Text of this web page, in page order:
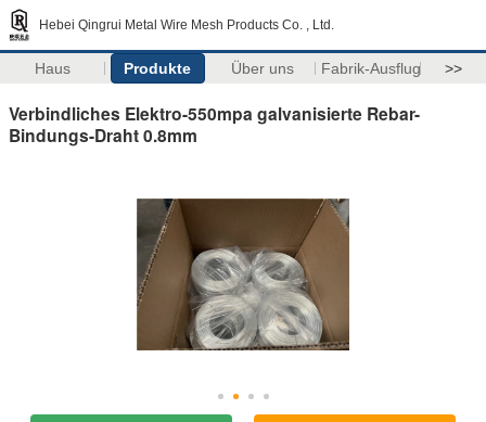
Hebei Qingrui Metal Wire Mesh Products Co. , Ltd.
Haus Produkte Über uns Fabrik-Ausflug >>
Verbindliches Elektro-550mpa galvanisierte Rebar-
Bindungs-Draht 0.8mm